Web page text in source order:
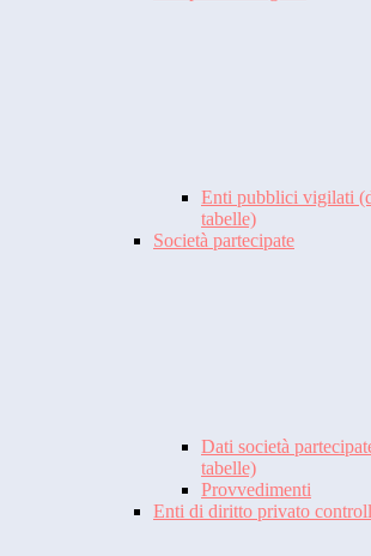
Enti pubblici vigilati
tabelle)
Società partecipate
Dati società
tabelle)
Provvedimenti
Enti di diritto privato